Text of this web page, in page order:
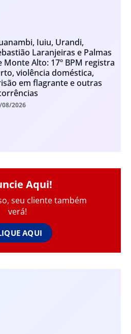
Iuiu, Urandi,
Laranjeiras e Palmas
Monte Alto: 17º BPM registra
violência doméstica,
em flagrante e outras
08/2026
Aqui!
seu cliente também
verá!
AQUI